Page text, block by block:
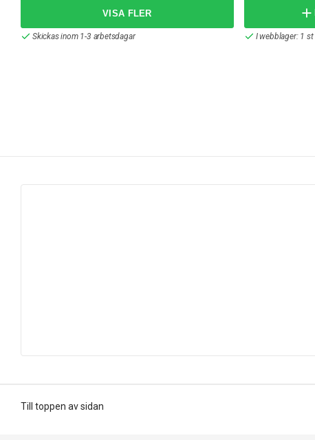
Skickas inom 1-3 arbetsdagar I webblager: 1 st
Till toppen av sidan